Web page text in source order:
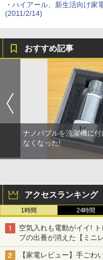
・ ハイアール、新生活向け家
(2011/2/14)
おすすめ記事
ナノバブルを洗濯機に
なくなった!
アクセスランキング
1時間 24時間
空気入れも電動がイイ!
プの出番が消えた【ミニ
【家電レビュー】手ごわ